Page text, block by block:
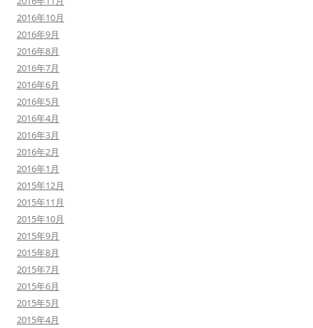
2016年10月
2016年9月
2016年8月
2016年7月
2016年6月
2016年5月
2016年4月
2016年3月
2016年2月
2016年1月
2015年12月
2015年11月
2015年10月
2015年9月
2015年8月
2015年7月
2015年6月
2015年5月
2015年4月